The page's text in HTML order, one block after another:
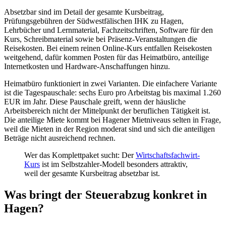
Absetzbar sind im Detail der gesamte Kursbeitrag,
Prüfungsgebühren der Südwestfälischen IHK zu Hagen,
Lehrbücher und Lernmaterial, Fachzeitschriften, Software für den
Kurs, Schreibmaterial sowie bei Präsenz-Veranstaltungen die
Reisekosten. Bei einem reinen Online-Kurs entfallen Reisekosten
weitgehend, dafür kommen Posten für das Heimatbüro, anteilige
Internetkosten und Hardware-Anschaffungen hinzu.
Heimatbüro funktioniert in zwei Varianten. Die einfachere Variante
ist die Tagespauschale: sechs Euro pro Arbeitstag bis maximal 1.260
EUR im Jahr. Diese Pauschale greift, wenn der häusliche
Arbeitsbereich nicht der Mittelpunkt der beruflichen Tätigkeit ist.
Die anteilige Miete kommt bei Hagener Mietniveaus selten in Frage,
weil die Mieten in der Region moderat sind und sich die anteiligen
Beträge nicht ausreichend rechnen.
Wer das Komplettpaket sucht: DerWirtschaftsfachwirt-
Kurs ist im Selbstzahler-Modell besonders attraktiv,
weil der gesamte Kursbeitrag absetzbar ist.
Was bringt der Steuerabzug konkret in
Hagen?